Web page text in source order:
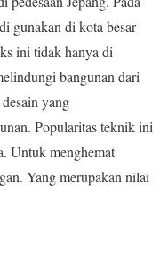
gunakan di kota besar
ini tidak hanya di
bangunan dari
yang
Popularitas teknik ini
Untuk menghemat
Yang merupakan nilai